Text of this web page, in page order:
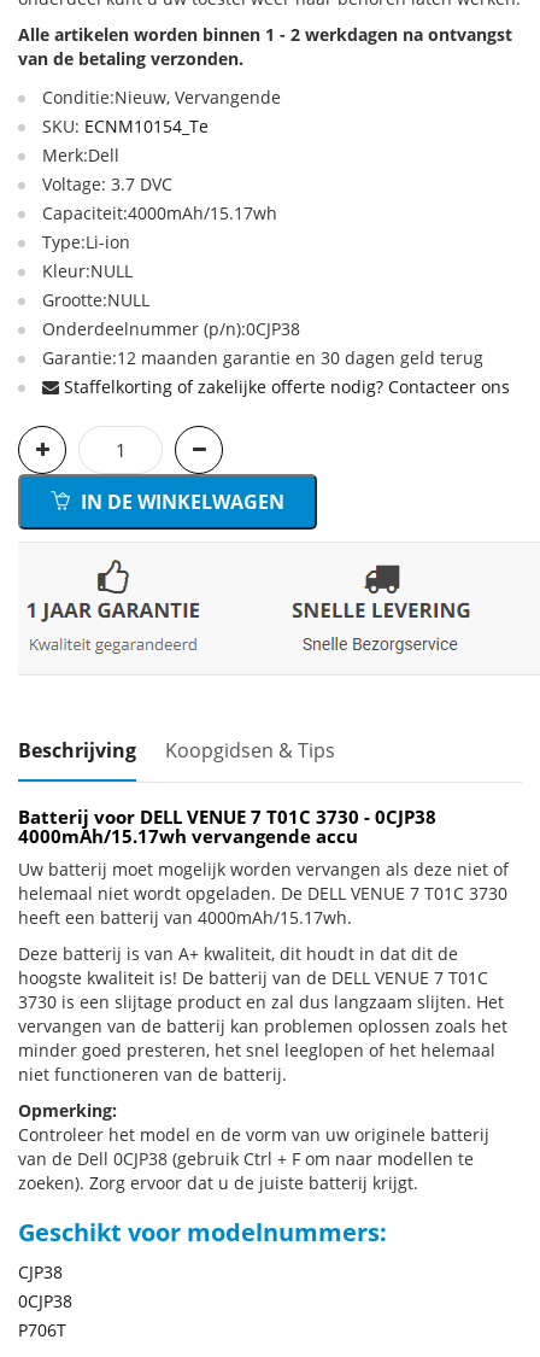
Alle artikelen worden binnen 1 - 2 werkdagen na ontvangst
van de betaling verzonden.
Conditie:Nieuw, Vervangende
SKU: ECNM10154_Te
Merk:Dell
Voltage: 3.7 DVC
Capaciteit:4000mAh/15.17wh
Type:Li-ion
Kleur:NULL
Grootte:NULL
Onderdeelnummer (p/n):0CJP38
Garantie:12 maanden garantie en 30 dagen geld terug
Staffelkorting of zakelijke offerte nodig? Contacteer ons
IN DE WINKELWAGEN
Beschrijving Koopgidsen & Tips
Batterij voor DELL VENUE 7 T01C 3730 - 0CJP38
4000mAh/15.17wh vervangende accu
Uw batterij moet mogelijk worden vervangen als deze niet of
helemaal niet wordt opgeladen. De DELL VENUE 7 T01C 3730
heeft een batterij van 4000mAh/15.17wh.
Deze batterij is van A+ kwaliteit, dit houdt in dat dit de
hoogste kwaliteit is! De batterij van de DELL VENUE 7 T01C
3730 is een slijtage product en zal dus langzaam slijten. Het
vervangen van de batterij kan problemen oplossen zoals het
minder goed presteren, het snel leeglopen of het helemaal
niet functioneren van de batterij.
Opmerking:
Controleer het model en de vorm van uw originele batterij
van de Dell 0CJP38 (gebruik Ctrl + F om naar modellen te
zoeken). Zorg ervoor dat u de juiste batterij krijgt.
Geschikt voor modelnummers:
CJP38
0CJP38
P706T